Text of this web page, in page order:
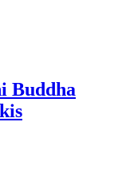
Buddha